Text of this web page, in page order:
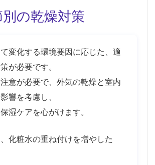
の乾燥対策
変化する環境要因に応じた、適
が必要です。
意が必要で、外気の乾燥と室内
響を考慮し、
湿ケアを心がけます。
化粧水の重ね付けを増やした